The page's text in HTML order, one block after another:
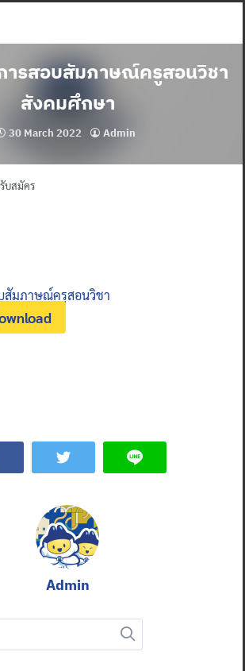
ารสอบสัมภาษณ์ครูสอนวิชา
สังคมศึกษา
30 March 2022 Admin
บสมัคร
สัมภาษณ์ครูสอนวิชา
Admin